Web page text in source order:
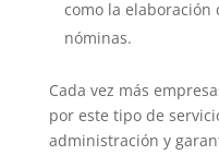
como la elaboración
nóminas.
Cada vez más
por este tipo de
administración y